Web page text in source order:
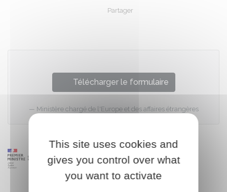
Partager
Télécharger le formulaire
Ministère chargé de l'Europe et des affaires étrangères
This site uses cookies and
gives you control over what
you want to activate